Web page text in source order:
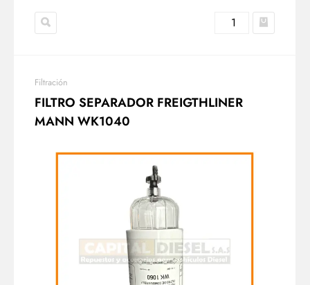
Filtración
FILTRO SEPARADOR FREIGTHLINER
MANN WK1040